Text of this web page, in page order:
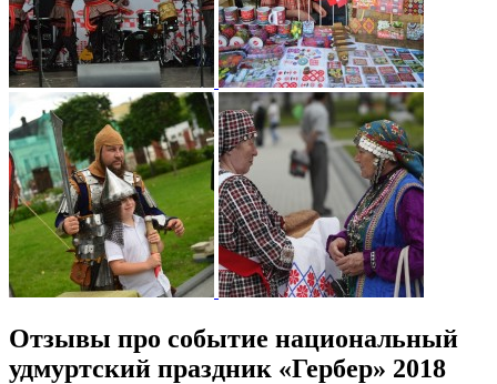
Отзывы про событие национальный
удмуртский праздник «Гербер» 2018